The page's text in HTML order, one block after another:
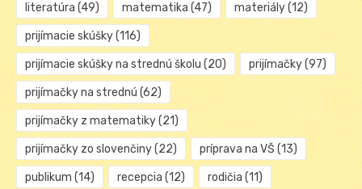
literatúra (49) matematika (47) materiály(12)
prijímacie skúšky(116)
prijímacie skúšky na strednú školu (20) prijímačky(97)
prijímačky na strednú (62)
prijímačky z matematiky(21)
prijímačky zo slovenčiny(22) príprava na VŠ (13)
publikum (14) recepcia (12) rodičia (11)